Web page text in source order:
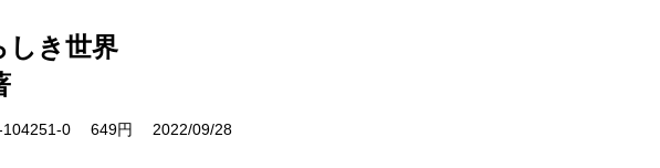
しき世界
104251-0 649円 2022/09/28